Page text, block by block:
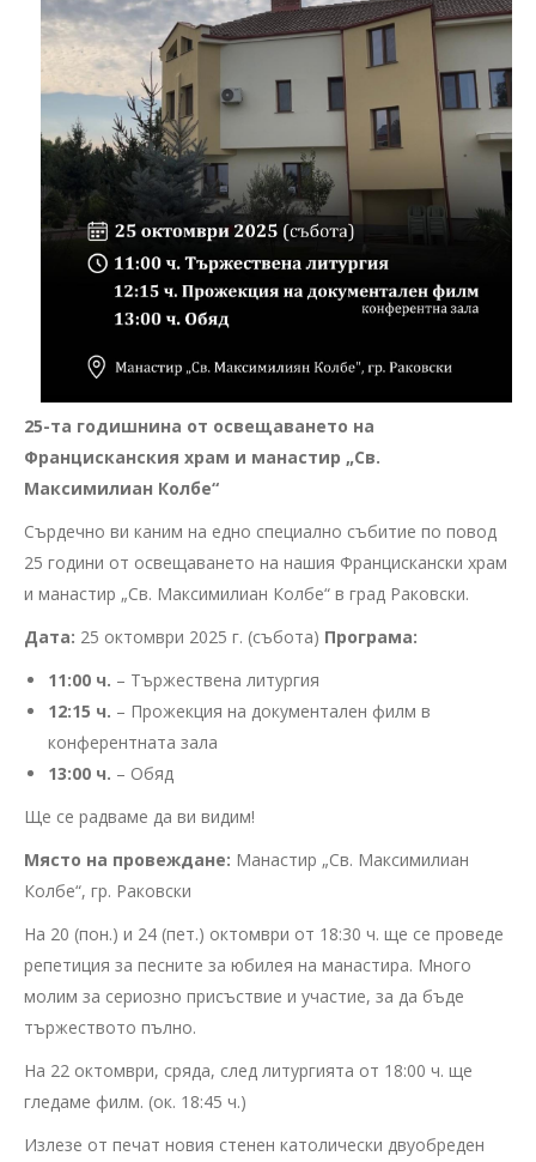
25-та годишнина от освещаването на
Францисканския храм и манастир „Св.
Максимилиан Колбе“
Сърдечно ви каним на едно специално събитие по повод
25 години от освещаването на нашия Францискански храм
и манастир „Св. Максимилиан Колбе“ в град Раковски.
Дата: 25 октомври 2025 г. (събота) Програма:
11:00 ч. – Тържествена литургия
12:15 ч. – Прожекция на документален филм в
конферентната зала
13:00 ч. – Обяд
Ще се радваме да ви видим!
Място на провеждане: Манастир „Св. Максимилиан
Колбе“, гр. Раковски
На 20 (пон.) и 24 (пет.) октомври от 18:30 ч. ще се проведе
репетиция за песните за юбилея на манастира. Много
молим за сериозно присъствие и участие, за да бъде
тържеството пълно.
На 22 октомври, сряда, след литургията от 18:00 ч. ще
гледаме филм. (ок. 18:45 ч.)
Излезе от печат новия стенен католически двуобреден